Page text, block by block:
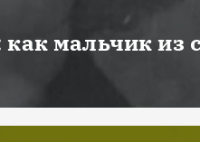
мальчик из